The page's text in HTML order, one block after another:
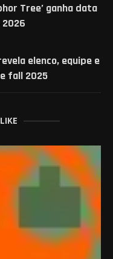
Tree’ ganha data
elenco, equipe e
fall 2025